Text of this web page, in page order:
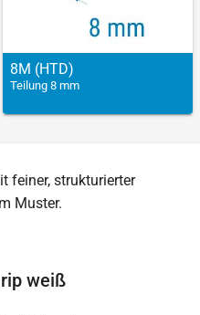
8M (HTD)
Teilung 8 mm
weiß